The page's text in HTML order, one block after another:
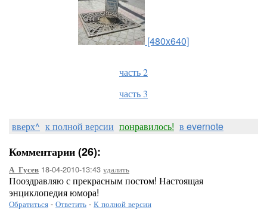
[480x640]
часть 2
часть 3
вверх^ к полной версии понравилось! в evernote
Комментарии (26):
А_Гусев 18-04-2010-13:43 удалить
Пооздравляю с прекрасным постом! Настоящая
энциклопедия юмора!
Обратиться - Ответить - К полной версии